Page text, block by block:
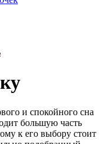
и спокойного сна
большую часть
к его выбору стоит